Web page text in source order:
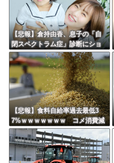
【悲報】倉持由香、息子の「自
閉スペクトラム症」診断にショ
ックで涙… 見逃していた乳幼児
期のサインとは？
【悲報】食料自給率過去最低3
7%ｗｗｗｗｗｗｗ コメ消費減
響く・・・